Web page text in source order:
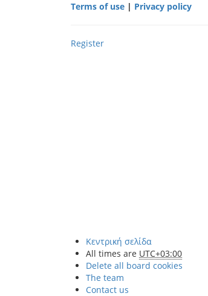
Terms of use | Privacy policy
Register
Κεντρική σελίδα
All times are UTC+03:00
Delete all board cookies
The team
Contact us